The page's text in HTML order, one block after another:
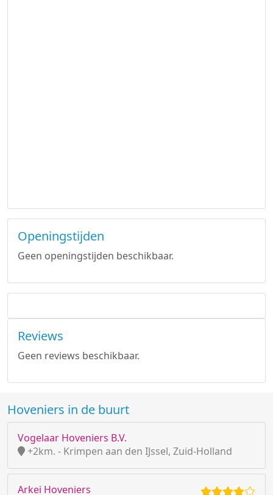
Openingstijden
Geen openingstijden beschikbaar.
Reviews
Geen reviews beschikbaar.
Hoveniers in de buurt
Vogelaar Hoveniers B.V.
+2km. - Krimpen aan den IJssel, Zuid-Holland
Arkei Hoveniers